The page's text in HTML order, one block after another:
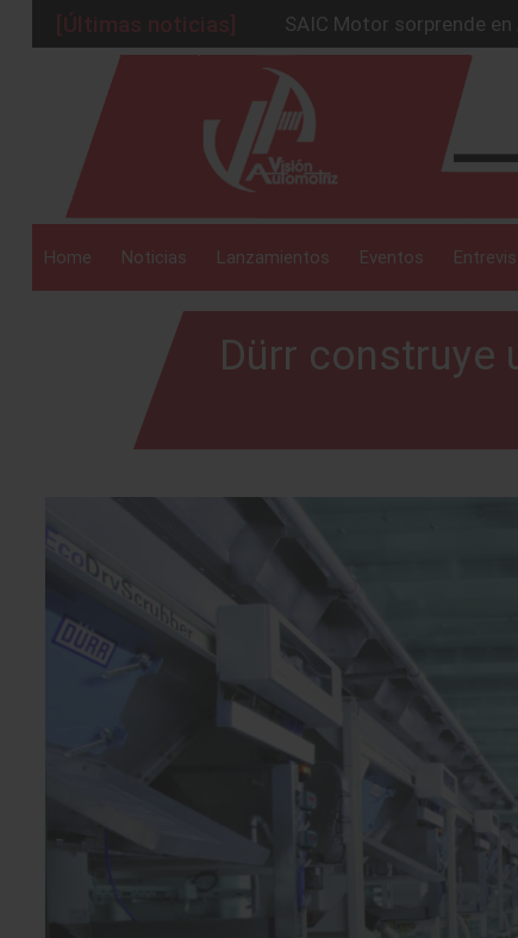
[Últimas noticias]
BMW Group alcanza los
La Nissan Frontier V6
Kia lanza en México el
GAC sacude México con
SAIC Motor sorprende
Home Noticias Lanzamientos Eventos
Dürr construye